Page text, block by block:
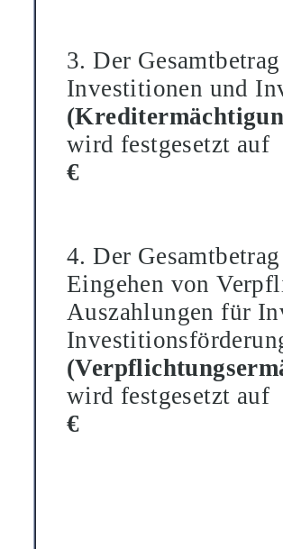
3. Der
Investitionen und
(Kreditermä
wird festgesetzt auf
€
4. Der
Eingehen von
Auszahlungen für
Investitionsfö
wird festgesetzt auf
€